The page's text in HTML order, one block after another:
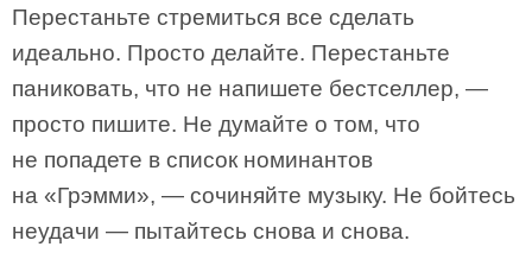
Перестаньте стремиться все сделать
идеально. Просто делайте. Перестаньте
паниковать, что не напишете бестселлер, —
просто пишите. Не думайте о том, что
не попадете в список номинантов
на «Грэмми», — сочиняйте музыку. Не бойтесь
неудачи — пытайтесь снова и снова.